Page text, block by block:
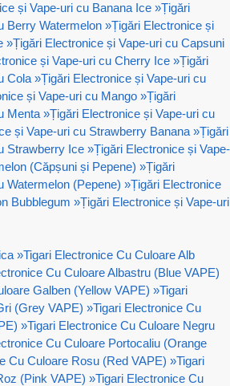
și Vape-uri cu Banana Ice »Țigări
Berry Watermelon »Țigări Electronice și
»Țigări Electronice și Vape-uri cu Capsuni
și Vape-uri cu Cherry Ice »Țigări
Cola »Țigări Electronice și Vape-uri cu
și Vape-uri cu Mango »Țigări
Menta »Țigări Electronice și Vape-uri cu
și Vape-uri cu Strawberry Banana »Țigări
Strawberry Ice »Țigări Electronice și Vape-
(Căpșuni și Pepene) »Țigări
Watermelon (Pepene) »Țigări Electronice
Bubblegum »Țigări Electronice și Vape-uri
»Tigari Electronice Cu Culoare Alb
Cu Culoare Albastru (Blue VAPE)
Galben (Yellow VAPE) »Tigari
(Grey VAPE) »Tigari Electronice Cu
»Tigari Electronice Cu Culoare Negru
Cu Culoare Portocaliu (Orange
Cu Culoare Rosu (Red VAPE) »Tigari
(Pink VAPE) »Tigari Electronice Cu